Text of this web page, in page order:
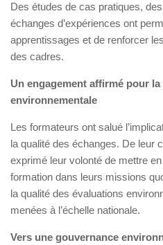
Des études de cas pratiques,
échanges d’expériences ont
apprentissages et de renforcer
des cadres.
Un engagement affirmé pour
environnementale
Les formateurs ont salué
la qualité des échanges. De leur
exprimé leur volonté de mettre
formation dans leurs missions
la qualité des évaluations
menées à l’échelle nationale.
Vers une gouvernance